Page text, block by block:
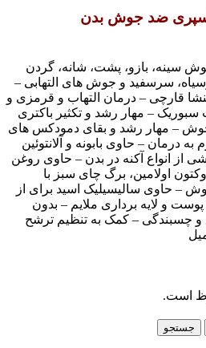
ضد جوش بدن
سینه، بازو، پشت، شانه، گردن
سرسفید و جوش های التهابی –
قارچی – درمان التهاب و قرمزی و
– مهار رشد و تکثیر باکتری
جوش – مهار رشد و بقای دمودکس های
درمان – حاوی بابونه و آلانتوئین
از انواع آکنه در بدن – حاوی روغن
اولامین، برگ چای سبز با
حاوی سالیسیلیک اسید برای از
و لایه برداری ملایم – بدون
و چسبندگی – کمک به تنظیم ترشح
است.
جستجو